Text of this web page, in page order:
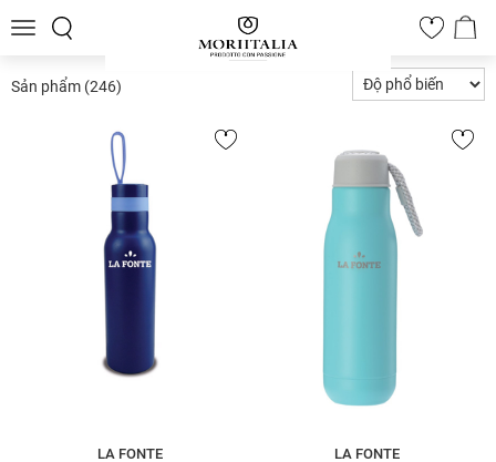
Toggle
0
Sản phẩm (246)
LA FONTE
LA FONTE